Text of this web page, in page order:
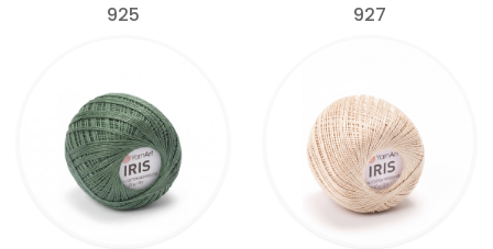
925 927